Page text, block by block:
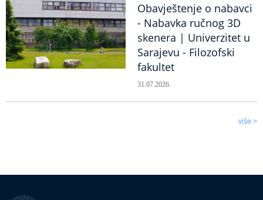
Obavještenje o nabavci
- Nabavka ručnog 3D
skenera | Univerzitet u
Sarajevu - Filozofski
fakultet
31.07.2026.
više >